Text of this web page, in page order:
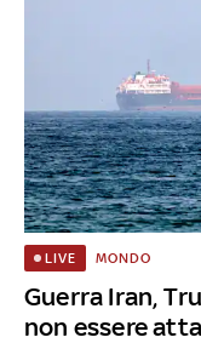
Guerra Iran,
non essere
LIVE MONDO